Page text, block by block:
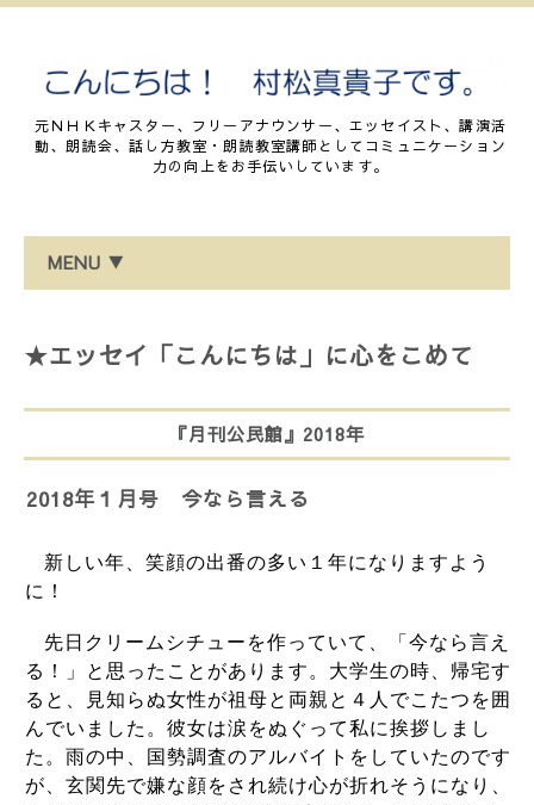
元ＮＨＫキャスター、フリーアナウンサー、エッセイスト、講演活
動、朗読会、話し方教室・朗読教室講師としてコミュニケーション
力の向上をお手伝いしています。
MENU ▼
★エッセイ「こんにちは」に心をこめて
『月刊公民館』2018年
2018年１月号 今なら言える
新しい年、笑顔の出番の多い１年になりますよう
に！
先日クリームシチューを作っていて、「今なら言え
る！」と思ったことがあります。大学生の時、帰宅す
ると、見知らぬ女性が祖母と両親と４人でこたつを囲
んでいました。彼女は涙をぬぐって私に挨拶しまし
た。雨の中、国勢調査のアルバイトをしていたのです
が、玄関先で嫌な顔をされ続け心が折れそうになり、